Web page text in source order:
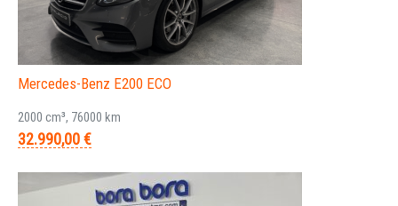
Mercedes-Benz E200 ECO
2000 cm³, 76000 km
32.990,00 €